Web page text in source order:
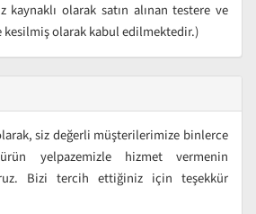
kaynaklı olarak satın alınan testere ve
kesilmiş olarak kabul edilmektedir.)
siz değerli müşterilerimize binlerce
yelpazemizle hizmet vermenin
Bizi tercih ettiğiniz için teşekkür